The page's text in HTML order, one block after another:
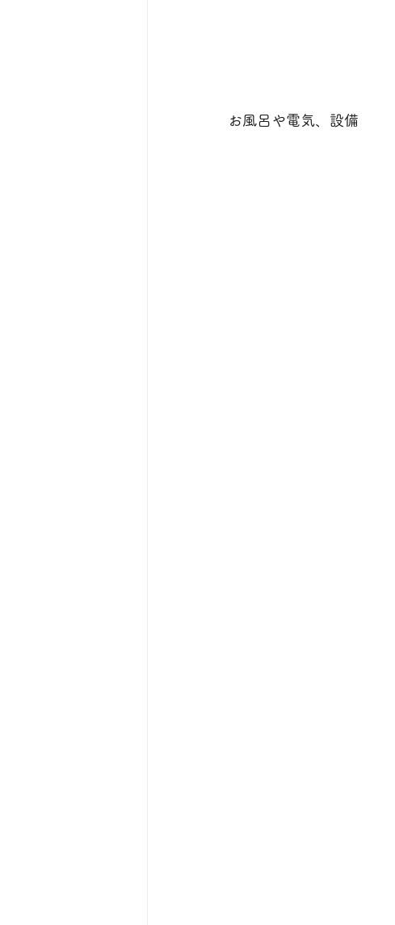
お風呂や電気、設備